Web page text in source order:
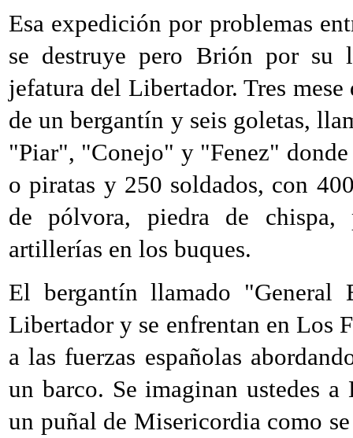
Esa expedición por problemas
se destruye pero Brión por su
jefatura del Libertador. Tres
de un bergantín y seis goletas,
"Piar", "Conejo" y "Fenez"
o piratas y 250 soldados, con
de pólvora, piedra de chispa,
artillerías en los buques.
El bergantín llamado
Libertador y se enfrentan en Los
a las fuerzas españolas
un barco. Se imaginan ustedes
un puñal de Misericordia como